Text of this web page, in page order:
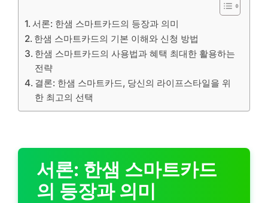
서론: 한샘 스마트카드의 등장과 의미
한샘 스마트카드의 기본 이해와 신청 방법
한샘 스마트카드의 사용법과 혜택 최대한 활용하는
전략
결론: 한샘 스마트카드, 당신의 라이프스타일을 위
한 최고의 선택
서론: 한샘 스마트카드
의 등장과 의미